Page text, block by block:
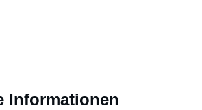
Informationen